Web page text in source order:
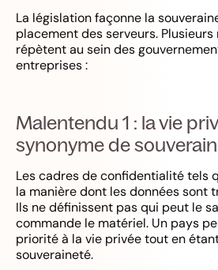
La législation façonne la
placement des serveurs.
répètent au sein des
entreprises :
Malentendu 1 : la vie
synonyme de
Les cadres de confidentialité tels
la manière dont les données sont
Ils ne définissent pas qui peut le
commande le matériel. Un pays
priorité à la vie privée tout en
souveraineté.